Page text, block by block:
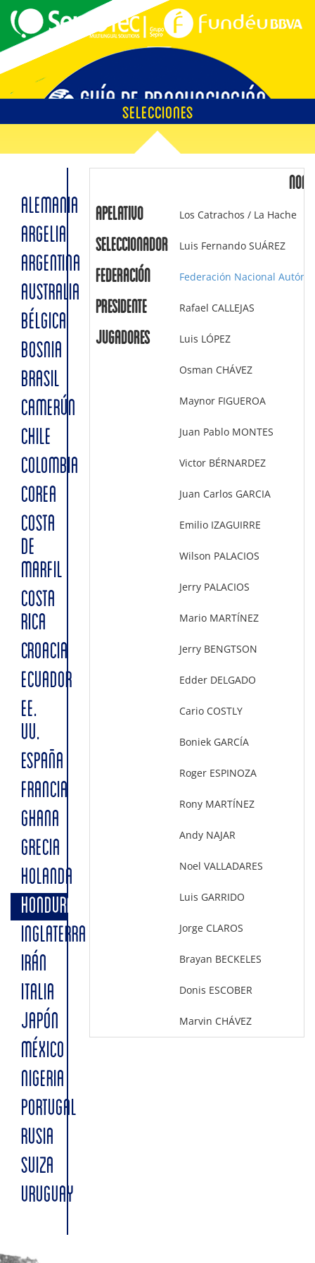
SELECCIONES
EMPLAZAMIENTOS
ÁRBITROS
SOBRE LA GUÍA
ALEMANIA
ARGELIA
ARGENTINA
AUSTRALIA
BÉLGICA
BOSNIA
BRASIL
CAMERÚN
CHILE
COLOMBIA
COREA
COSTA
DE
MARFIL
COSTA
RICA
CROACIA
ECUADOR
EE.
UU.
ESPAÑA
FRANCIA
GHANA
GRECIA
HOLANDA
HONDURAS
INGLATERRA
IRÁN
ITALIA
JAPÓN
MÉXICO
NIGERIA
PORTUGAL
RUSIA
SUIZA
URUGUAY
Apelativo
Los Catrachos / La Hache
Seleccionador Luis Fernando SUÁREZ
Federación Federación Nacional
Presidente Rafael CALLEJAS
Jugadores Luis LÓPEZ
Osman CHÁVEZ
Maynor FIGUEROA
Juan Pablo MONTES
Victor BÉRNARDEZ
Juan Carlos GARCIA
Emilio IZAGUIRRE
Wilson PALACIOS
Jerry PALACIOS
Mario MARTÍNEZ
Jerry BENGTSON
Edder DELGADO
Cario COSTLY
Boniek GARCÍA
Roger ESPINOZA
Rony MARTÍNEZ
Andy NAJAR
Noel VALLADARES
Luis GARRIDO
Jorge CLAROS
Brayan BECKELES
Donis ESCOBER
Marvin CHÁVEZ